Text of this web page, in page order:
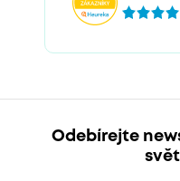
Odebírejte